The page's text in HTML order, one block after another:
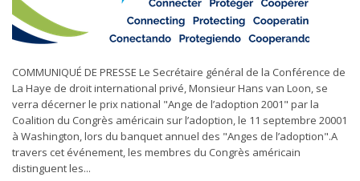
COMMUNIQUÉ DE PRESSE Le Secrétaire général de la Conférence de
La Haye de droit international privé, Monsieur Hans van Loon, se
verra décerner le prix national "Ange de l’adoption 2001" par la
Coalition du Congrès américain sur l’adoption, le 11 septembre 20001
à Washington, lors du banquet annuel des "Anges de l’adoption".A
travers cet événement, les membres du Congrès américain
distinguent les...